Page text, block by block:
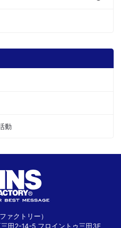
動
ァクトリー）
田2-14-5 フロイントゥ三田3F